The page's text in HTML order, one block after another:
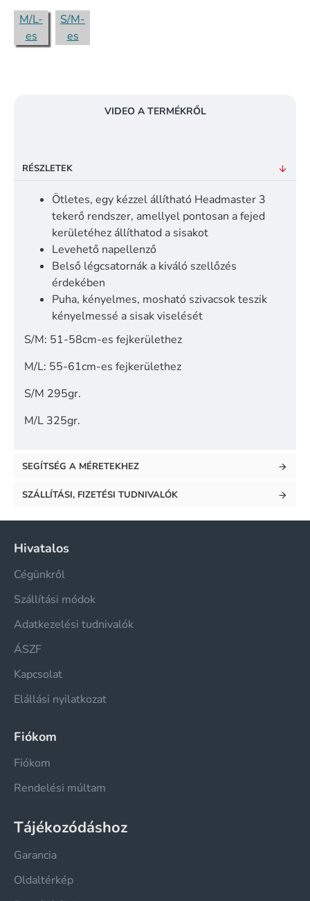
M/L-
es
S/M-
es
VIDEO A TERMÉKRŐL
RÉSZLETEK
Ötletes, egy kézzel állítható Headmaster 3
tekerő rendszer, amellyel pontosan a fejed
kerületéhez állíthatod a sisakot
Levehető napellenző
Belső légcsatornák a kiváló szellőzés
érdekében
Puha, kényelmes, mosható szivacsok teszik
kényelmessé a sisak viselését
S/M: 51-58cm-es fejkerülethez
M/L: 55-61cm-es fejkerülethez
S/M 295gr.
M/L 325gr.
SEGÍTSÉG A MÉRETEKHEZ
SZÁLLÍTÁSI, FIZETÉSI TUDNIVALÓK
Hivatalos
Cégünkről
Szállítási módok
Adatkezelési tudnivalók
ÁSZF
Kapcsolat
Elállási nyilatkozat
Fiókom
Fiókom
Rendelési múltam
Tájékozódáshoz
Garancia
Oldaltérkép